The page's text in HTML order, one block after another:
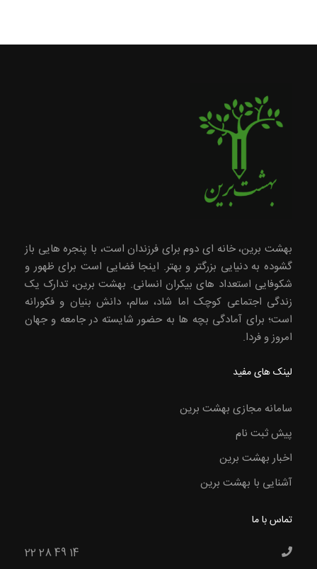
بهشت برین، خانه ای دوم برای فرزندان است، با پنجره هایی باز
گشوده به دنیایی بزرگتر و بهتر. اینجا فضایی است برای ظهور و
شکوفایی استعداد های بیکران انسانی. بهشت برین، تدارک یک
زندگی اجتماعی کوچک اما شاد، سالم، دانش بنیان و فکورانه
است؛ برای آمادگی بچه ها به حضور شایسته در جامعه و جهان
امروز و فردا.
لینک های مفید
سامانه مجازی بهشت برین
پیش ثبت نام
اخبار بهشت برین
آشنایی با بهشت برین
تماس با ما
22 28 49 14